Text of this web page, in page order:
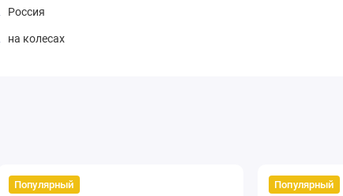
Россия
на колесах
Популярный
Популярный